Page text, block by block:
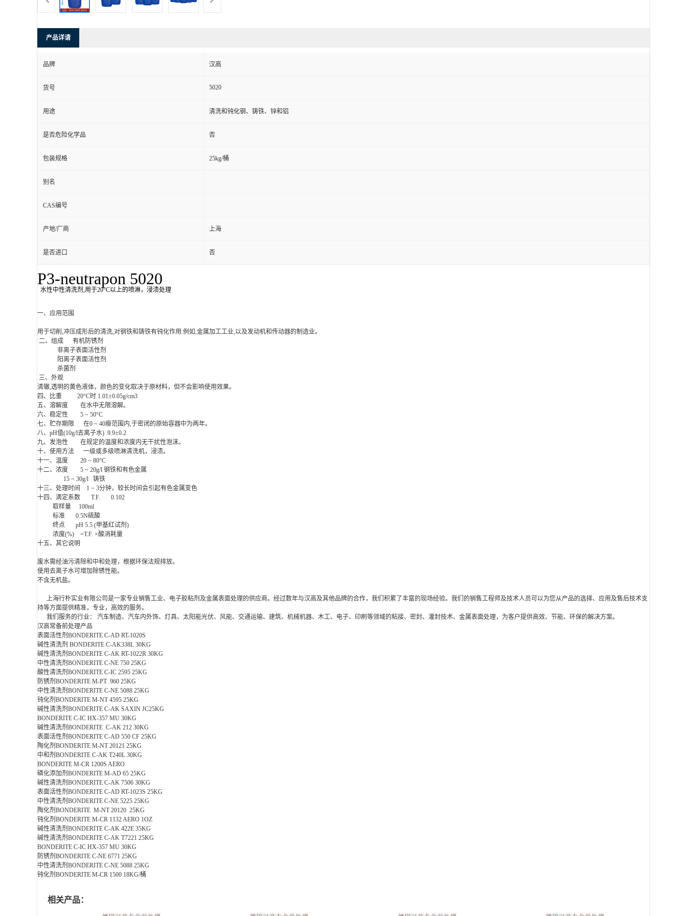
产品详请
品牌 汉高
货号 5020
用途 清洗和钝化钢、铸铁、锌和铝
是否危险化学品 否
包装规格 25kg/桶
别名
CAS编号
产地/厂商 上海
是否进口 否
P3-neutrapon 5020
水性中性清洗剂,用于20°C以上的喷淋，浸渍处理
一、应用范围
用于切削,冲压成形后的清洗,对钢铁和铸铁有钝化作用.例如,金属加工工业,以及发动机和传动器的制造业。
二、组成 有机防锈剂
非离子表面活性剂
阳离子表面活性剂
杀菌剂
三、外观
清辙,透明的黄色液体，颜色的变化取决于原材料，但不会影响使用效果。
四、比重 20°C时 1.01±0.05g/cm3
五、溶解度 在水中无限溶解。
六、稳定性 5 ~ 50°C
七、贮存期限 在0 ~ 40癈范围内,于密闭的原始容器中为两年。
八、pH值(10g/l去离子水) 9.9±0.2
九、发泡性 在规定的温度和浓度内无干扰性泡沫。
十、使用方法 一级或多级喷淋清洗机，浸渍。
十一、温度 20 ~ 80°C
十二、浓度 5 ~ 20g/l 钢铁和有色金属
15 ~ 30g/l 铸铁
十三、处理时间 1 ~ 3分钟，较长时间会引起有色金属变色
十四、滴定系数 T.F. 0.102
取样量 100ml
标准 0.5N硫酸
终点 pH 5.5 (甲基红试剂)
浓度(%) =T.F. ×酸消耗量
十五、其它说明
废水需经油污清除和中和处理，根据环保法规排放。
使用去离子水可增加除锈性能。
不含无机盐。
上海行朴实业有限公司是一家专业销售工业、电子胶粘剂及金属表面处理的供应商。经过数年与汉高及其他品牌的合作，我们积累了丰富的现场经验。我们的销售工程师及技术人员可以为您从产品的选择、应用及售后技术支
持等方面提供精准，专业，高效的服务。
我们服务的行业： 汽车制造、汽车内外饰、灯具、太阳能光伏、风能、交通运输、建筑、机械机器、木工、电子、印刷等领域的粘接、密封、灌封技术、金属表面处理，为客户提供高效、节能、环保的解决方案。
汉高常备前处理产品
表面活性剂BONDERITE C-AD RT-1020S
碱性清洗剂 BONDERITE C-AK338L 30KG
碱性清洗剂BONDERITE C-AK RT-1022R 30KG
中性清洗剂BONDERITE C-NE 750 25KG
酸性清洗剂BONDERITE C-IC 2595 25KG
防锈剂BONDERITE M-PT 960 25KG
中性清洗剂BONDERITE C-NE 5088 25KG
钝化剂BONDERITE M-NT 4595 25KG
碱性清洗剂BONDERITE C-AK SAXIN JC25KG
BONDERITE C-IC HX-357 MU 30KG
碱性清洗剂BONDERITE C-AK 212 30KG
表面活性剂BONDERITE C-AD 550 CF 25KG
陶化剂BONDERITE M-NT 20121 25KG
中和剂BONDERITE C-AK T240L 30KG
BONDERITE M-CR 1200S AERO
磷化添加剂BONDERITE M-AD 65 25KG
碱性清洗剂BONDERITE C-AK 7506 30KG
表面活性剂BONDERITE C-AD RT-1023S 25KG
中性清洗剂BONDERITE C-NE 5225 25KG
陶化剂BONDERITE M-NT 20120 25KG
钝化剂BONDERITE M-CR 1132 AERO 1OZ
碱性清洗剂BONDERITE C-AK 422E 35KG
碱性清洗剂BONDERITE C-AK T7221 25KG
BONDERITE C-IC HX-357 MU 30KG
防锈剂BONDERITE C-NE 6771 25KG
中性清洗剂BONDERITE C-NE 5088 25KG
钝化剂BONDERITE M-CR 1500 18KG/桶
相关产品：